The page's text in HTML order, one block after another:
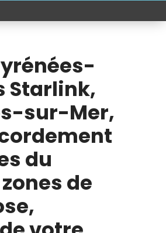
Starlink,
sur-Mer,
du
de